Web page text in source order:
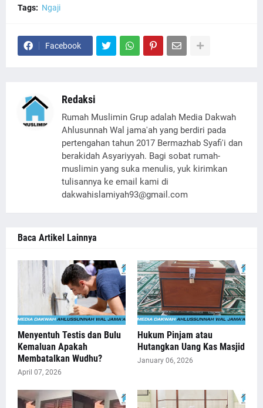
Tags: Ngaji
Facebook
Redaksi
Rumah Muslimin Grup adalah Media Dakwah
Ahlusunnah Wal jama'ah yang berdiri pada
pertengahan tahun 2017 Bermazhab Syafi'i dan
berakidah Asyariyyah. Bagi sobat rumah-
muslimin yang suka menulis, yuk kirimkan
tulisannya ke email kami di
dakwahislamiyah93@gmail.com
Baca Artikel Lainnya
Menyentuh Testis dan Bulu
Kemaluan Apakah
Membatalkan Wudhu?
April 07, 2026
Hukum Pinjam atau
Hutangkan Uang Kas Masjid
January 06, 2026